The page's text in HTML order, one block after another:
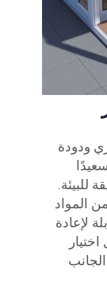
ودودة
للبيئة.
من المواد
لإعادة